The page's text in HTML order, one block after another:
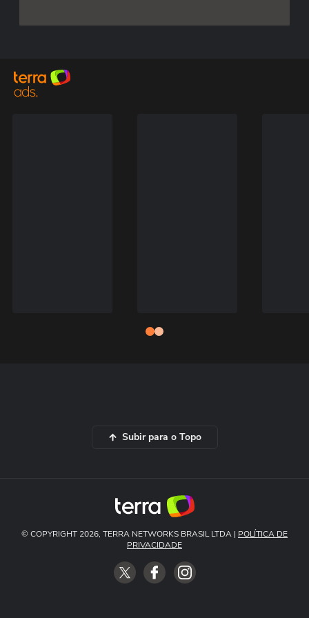
Subir para o Topo
© COPYRIGHT 2026, TERRA NETWORKS BRASIL LTDA | POLÍTICA DE
PRIVACIDADE